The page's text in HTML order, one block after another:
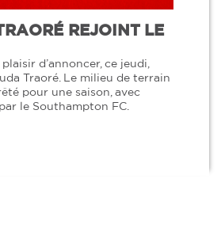
REJOINT LE
d’annoncer, ce jeudi,
Traoré. Le milieu de terrain
pour une saison, avec
le Southampton FC.